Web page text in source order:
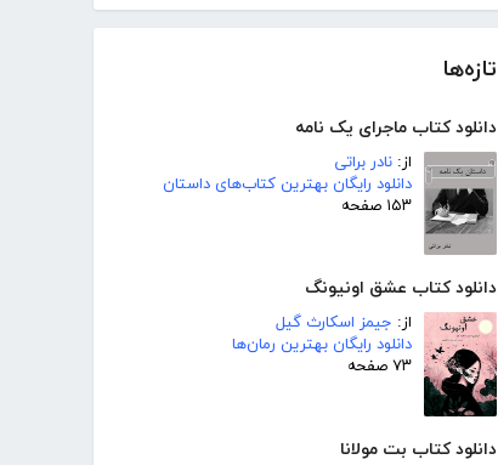
تازه‌ها
دانلود کتاب ماجرای یک نامه
از: نادر براتی
دانلود رایگان بهترین کتاب‌های داستان
۱۵۳ صفحه
دانلود کتاب عشق اونیونگ
از: جیمز اسکارث گیل
دانلود رایگان بهترین رمان‌ها
۷۳ صفحه
دانلود کتاب بت مولانا